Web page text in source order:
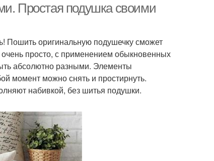
Простая подушка своими
Пошить оригинальную подушечку сможет
просто, с применением обыкновенных
абсолютно разными. Элементы
момент можно снять и простирнуть.
набивкой, без шитья подушки.